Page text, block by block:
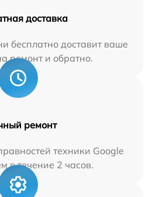
доставка
бесплатно доставит ваше
ремонт и обратно.
ремонт
техники Google
в течение 2 часов.